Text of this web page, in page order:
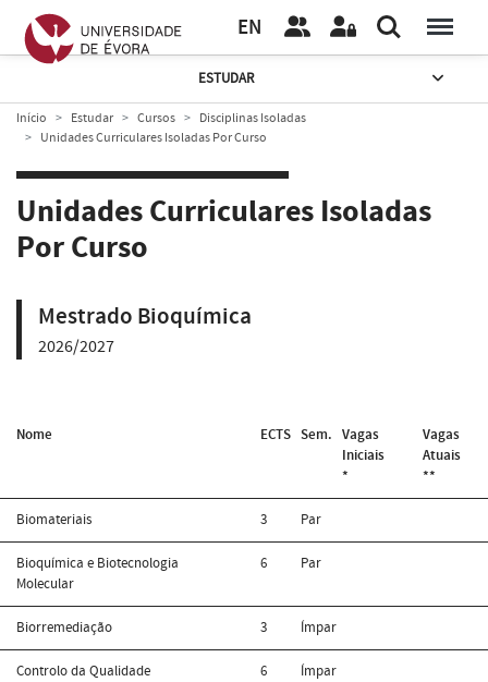
EN
ESTUDAR
Início Estudar Cursos
Disciplinas Isoladas
Unidades Curriculares Isoladas Por Curso
Unidades Curriculares Isoladas
Por Curso
Mestrado Bioquímica
2026/2027
Nome ECTS Sem. Vagas
Iniciais
*
Vagas
Atuais
**
Biomateriais 3 Par
Bioquímica e Biotecnologia
Molecular
6 Par
Biorremediação 3 Ímpar
Controlo da Qualidade 6 Ímpar